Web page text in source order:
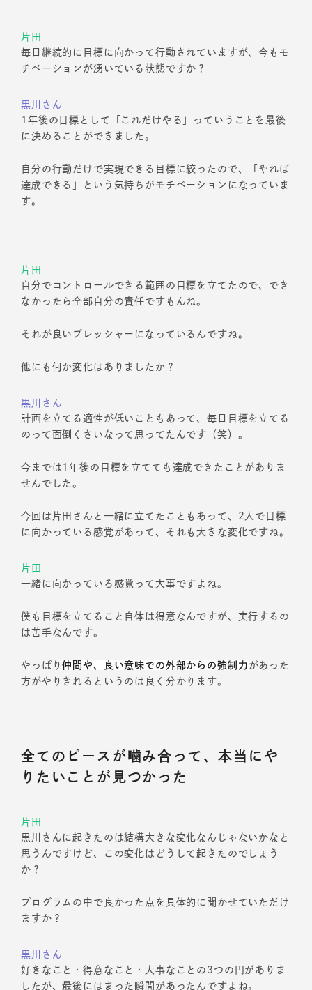
片田
毎日継続的に目標に向かって行動されていますが、今もモ
チベーションが湧いている状態ですか？
黒川さん
1年後の目標として「これだけやる」っていうことを最後
に決めることができました。
自分の行動だけで実現できる目標に絞ったので、「やれば
達成できる」という気持ちがモチベーションになっていま
す。
片田
自分でコントロールできる範囲の目標を立てたので、でき
なかったら全部自分の責任ですもんね。
それが良いプレッシャーになっているんですね。
他にも何か変化はありましたか？
黒川さん
計画を立てる適性が低いこともあって、毎日目標を立てる
のって面倒くさいなって思ってたんです（笑）。
今までは1年後の目標を立てても達成できたことがありま
せんでした。
今回は片田さんと一緒に立てたこともあって、2人で目標
に向かっている感覚があって、それも大きな変化ですね。
片田
一緒に向かっている感覚って大事ですよね。
僕も目標を立てること自体は得意なんですが、実行するの
は苦手なんです。
やっぱり仲間や、良い意味での外部からの強制力 があった
方がやりきれるというのは良く分かります。
全てのピースが噛み合って、本当にや
りたいことが見つかった
片田
黒川さんに起きたのは結構大きな変化なんじゃないかなと
思うんですけど、この変化はどうして起きたのでしょう
か？
プログラムの中で良かった点を具体的に聞かせていただけ
ますか？
黒川さん
好きなこと・得意なこと・大事なことの3つの円がありま
したが、最後にはまった瞬間があったんですよね。